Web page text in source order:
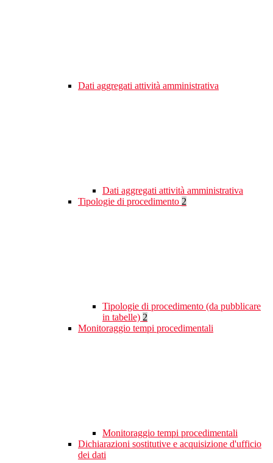
Dati aggregati attività amministrativa
Dati aggregati attività amministrativa
Tipologie di procedimento 2
Tipologie di procedimento (da pubblicare
in tabelle) 2
Monitoraggio tempi procedimentali
Monitoraggio tempi procedimentali
Dichiarazioni sostitutive e acquisizione d'ufficio
dei dati